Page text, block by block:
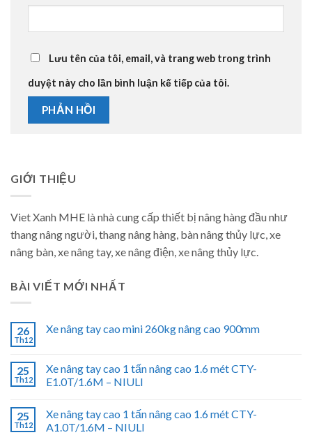
Lưu tên của tôi, email, và trang web trong trình
duyệt này cho lần bình luận kế tiếp của tôi.
GIỚI THIỆU
Viet Xanh MHE là nhà cung cấp thiết bị nâng hàng đầu như
thang nâng người, thang nâng hàng, bàn nâng thủy lực, xe
nâng bàn, xe nâng tay, xe nâng điện, xe nâng thủy lực.
BÀI VIẾT MỚI NHẤT
26
Th12
Xe nâng tay cao mini 260kg nâng cao 900mm
25
Th12
Xe nâng tay cao 1 tấn nâng cao 1.6 mét CTY-
E1.0T/1.6M – NIULI
25
Th12
Xe nâng tay cao 1 tấn nâng cao 1.6 mét CTY-
A1.0T/1.6M – NIULI